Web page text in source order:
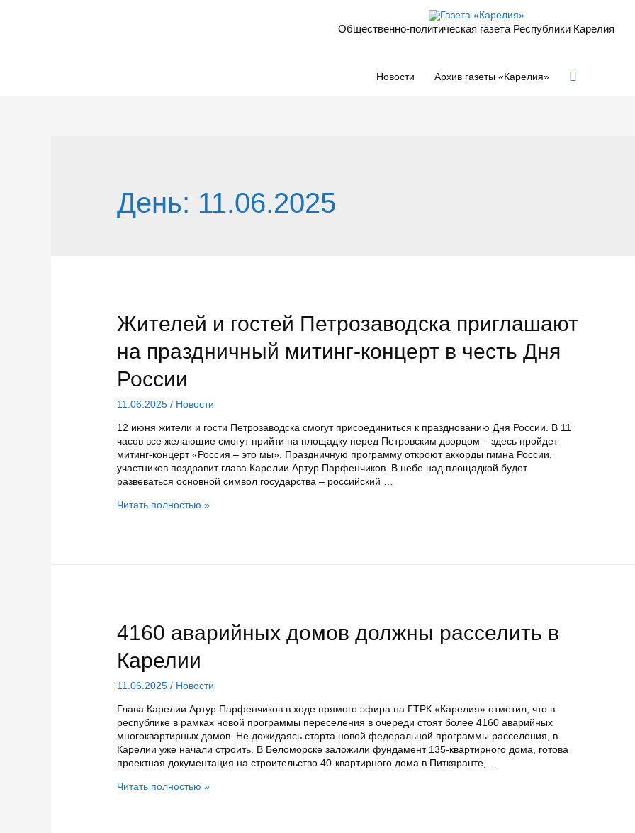
Общественно-политическая газета Республики Карелия
Новости Архив газеты «Карелия» Поиск
День: 11.06.2025
Жителей и гостей Петрозаводска приглашают
на праздничный митинг-концерт в честь Дня
России
11.06.2025 / Новости
12 июня жители и гости Петрозаводска смогут присоединиться к празднованию Дня России. В 11
часов все желающие смогут прийти на площадку перед Петровским дворцом – здесь пройдет
митинг-концерт «Россия – это мы». Праздничную программу откроют аккорды гимна России,
участников поздравит глава Карелии Артур Парфенчиков. В небе над площадкой будет
развеваться основной символ государства – российский …
Жителей
честь
Дня
России
Читать полностью »
4160 аварийных домов должны расселить в
Карелии
11.06.2025 / Новости
Глава Карелии Артур Парфенчиков в ходе прямого эфира на ГТРК «Карелия» отметил, что в
республике в рамках новой программы переселения в очереди стоят более 4160 аварийных
многоквартирных домов. Не дожидаясь старта новой федеральной программы расселения, в
Карелии уже начали строить. В Беломорске заложили фундамент 135-квартирного дома, готова
проектная документация на строительство 40-квартирного дома в Питкяранте, …
4160
Читать полностью »